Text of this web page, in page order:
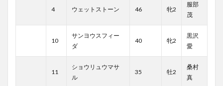
4 ウェットストーン 46 牝2
服部
茂
10
サンヨウスフィー
ダ
40 牝2
黒沢
愛
11
ショウリュウマサ
ル
35 牡2
桑村
真